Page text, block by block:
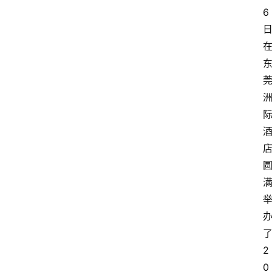
6
日
在
东
莞
洲
际
酒
店
圆
满
举
办
了
2
0